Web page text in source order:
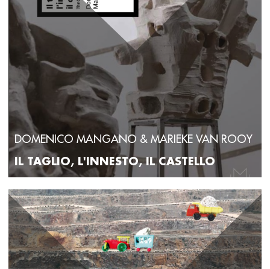
DOMENICO MANGANO & MARIEKE VAN ROOY
IL TAGLIO, L'INNESTO, IL CASTELLO